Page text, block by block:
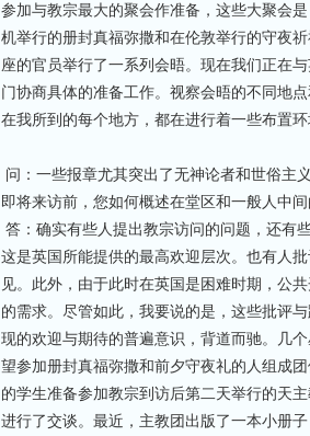
参加与教宗最大的聚会作准备，这些大聚会
机举行的册封真福弥撒和在伦敦举行的守夜
座的官员举行了一系列会晤。现在我们正在
门协商具体的准备工作。视察会晤的不同地
在我所到的每个地方，都在进行着一些布置环
问：一些报章尤其突出了无神论者和世俗主
即将来访前，您如何概述在堂区和一般人中间
答：确实有些人提出教宗访问的问题，还有
这是英国所能提供的最高欢迎层次。也有人
见。此外，由于此时在英国是困难时期，公
的需求。尽管如此，我要说的是，这些批评
现的欢迎与期待的普遍意识，背道而驰。几
望参加册封真福弥撒和前夕守夜礼的人组成
的学生准备参加教宗到访后第二天举行的天
进行了交谈。最近，主教团出版了一本小册